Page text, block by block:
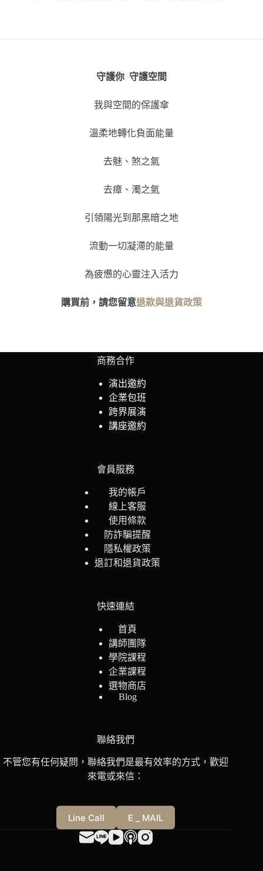
守護你 守護空間
我與空間的保護傘
溫柔地轉化負面能量
去魅、煞之氣
去瘴、濁之氣
引領陽光到那黑暗之地
流動一切凝滯的能量
為疲憊的心靈注入活力
購買前，請您留意退款與退貨政策
商務合作
演出邀約
企業包班
跨界展演
講座邀約
會員服務
我的帳戶
線上客服
使用條款
防詐騙提醒
隱私權政策
退訂和退貨政策
快速連結
首頁
講師團隊
學院課程
企業課程
選物商店
Blog
聯絡我們
不管您有任何疑問，聯絡我們是最有效率的方式，歡迎
來電或來信：
Line Call E _ MAIL